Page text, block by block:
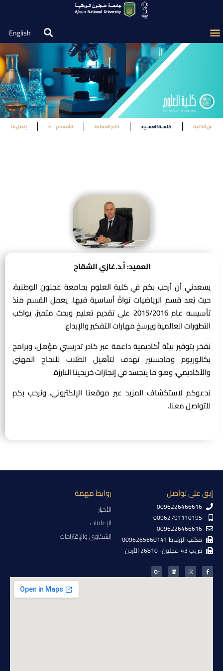
English
عن الكلية كلمــة العمــيد كادر العمادة الأقسام إتصل بنا
العميد: أ.د.غازي الشقاح
يسعدني أن أرحب بكم في كلية العلوم بجامعة عجلون الوطنية،
حيث يُعد قسم الرياضيات نواةً أساسية فيها. يعمل القسم منذ
تأسيسه عام 2015/2016 على تقديم تعليم وبحث متميز، يواكب
التطورات العالمية ويرسخ مهارات التفكير والإبداع.
نفخر بتوفير بيئة أكاديمية داعمة عبر كادر تدريسي مؤهل، وبرامج
بكالوريوم وماجستير تهدف لتأهيل الطلاب للنجاح المهني
والأكاديمي، وهو ما يتجسد في إنجازات خريجينا البارزة.
ندعوكم لاستكشاف المزيد عبر موقعنا الإلكتروني، ونرحب بكم
للتواصل معنا.
إبق على تواصل
0096226466616
00962791110195
0096226466616
مكتب الإرتباط 0096265660141
ص.ب 43-عجلون- 26810 الأردن
روابط مهمة
الأخبار
الإعلانات
الشكاوى والإقتراحات